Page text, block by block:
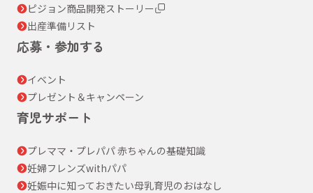
ピジョン商品開発ストーリー
出産準備リスト
応募・参加する
イベント
プレゼント＆キャンペーン
育児サポート
プレママ・プレパパ 赤ちゃんの基礎知識
妊婦フレンズwithパパ
妊娠中に知っておきたい母乳育児のおはなし